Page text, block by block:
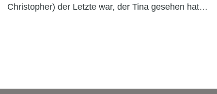
Christopher) der Letzte war, der Tina gesehen hat…